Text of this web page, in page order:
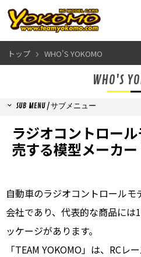
トップ WHO'S YOKOMO
WHO'S
SUB MENU / サブメニュー
ラジオコントロー
売する模型メーカ
自動車のラジオコントロール
会社であり、代表的な商品に
ッケージがあります。
「TEAM YOKOMO」は、RCレ